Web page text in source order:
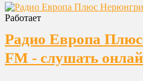
Работает
Радио Европа
FM - слушать